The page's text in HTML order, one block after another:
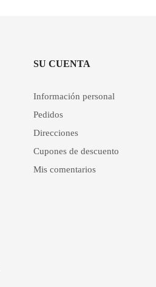
SU CUENTA
Información personal
Pedidos
Direcciones
Cupones de descuento
Mis comentarios